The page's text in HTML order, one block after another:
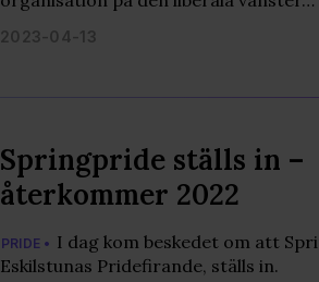
2023-04-13
Springpride ställs in –
återkommer 2022
PRIDE • I dag kom beskedet om att
Eskilstunas Pridefirande, ställs in.